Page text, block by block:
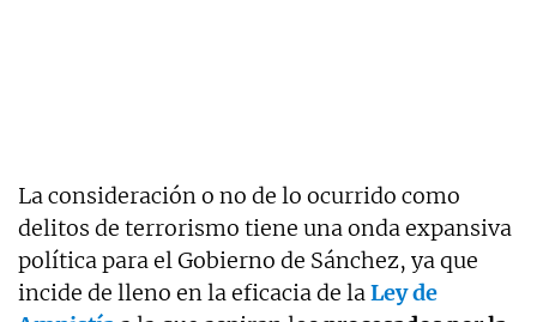
La consideración o no de lo ocurrido como
delitos de terrorismo tiene una onda expansiva
política para el Gobierno de Sánchez, ya que
incide de lleno en la eficacia de laLey de